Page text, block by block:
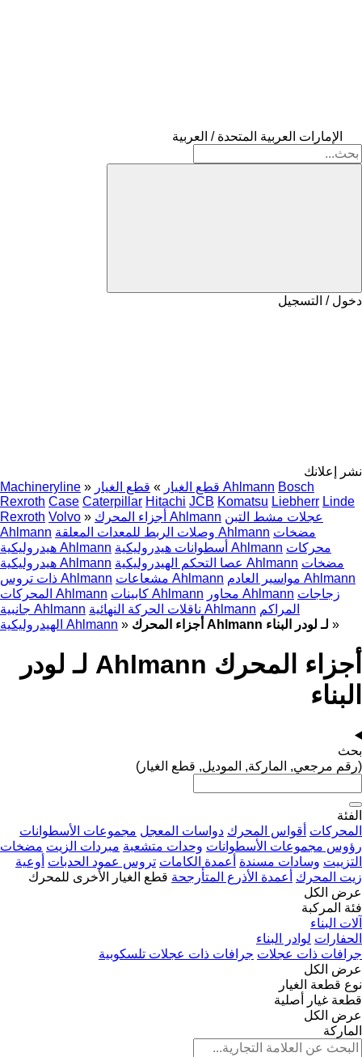
الإمارات العربية المتحدة / العربية
دخول / التسجيل
نشر إعلانك
Machineryline » قطع الغيار » قطع الغيار Ahlmann Bosch
Rexroth Case Caterpillar Hitachi JCB Komatsu Liebherr Linde
Rexroth Volvo » أجزاء المحرك Ahlmann عجلات مشط التبن
Ahlmann
وصلات الربط للمعدات المعلقة Ahlmann مضخات
هيدروليكية Ahlmann
أسطوانات هيدروليكية Ahlmann محركات
هيدروليكية Ahlmann
عصا التحكم الهيدروليكية Ahlmann مضخات
ذات تروس Ahlmann
مشعاعات Ahlmann
مواسير العادم Ahlmann
المحركات Ahlmann
كابينات Ahlmann محاور Ahlmann زجاجات
جانبية Ahlmann
ناقلات الحركة النهائية Ahlmann المراكم
الهيدروليكية Ahlmann » أجزاء المحرك Ahlmann لـ لودر البناء »
أجزاء المحرك Ahlmann لـ لودر
البناء
بحث
(رقم مرجعي, الماركة, الموديل, قطع الغيار)
الفئة
المحركات أقواس المحرك دواسات المعجل مجموعات الأسطوانات
رؤوس مجموعات الأسطوانات وحدات متشعبة مبردات الزيت مضخات
التزييت وسادات مسندة أعمدة الكامات تروس عمود الحدبات أوعية
زيت المحرك
أعمدة الأذرع المتأرجحة قطع الغيار الأخرى للمحرك
عرض الكل
فئة المركبة
آلات البناء
الحفارات لوادر البناء
جرافات ذات عجلات جرافات ذات عجلات تلسكوبية
عرض الكل
نوع قطعة الغيار
قطعة غيار أصلية
عرض الكل
الماركة